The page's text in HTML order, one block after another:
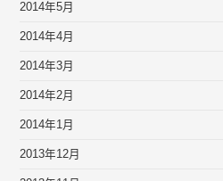
2014年5月
2014年4月
2014年3月
2014年2月
2014年1月
2013年12月